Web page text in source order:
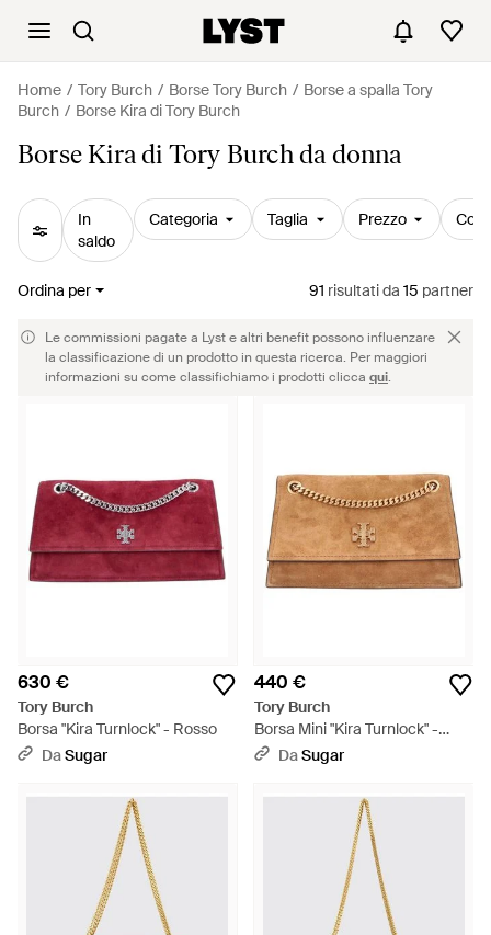
Home Tory Burch Borse Tory Burch
Borse a spalla Tory
Burch
Borse Kira di Tory Burch
Borse Kira di Tory Burch da donna
In
saldo
Categoria Taglia Prezzo
Ordina per 91 risultatida 15 partner
Le commissioni pagate a Lyst e altri benefit possono influenzare
la classificazione di un prodotto in questa ricerca. Per maggiori
informazioni su come classifichiamo i prodotti clicca qui.
630 €
Tory Burch
Borsa "Kira Turnlock" - Rosso
DaSugar
440 €
Tory Burch
Borsa Mini "Kira Turnlock" -
Neutro
DaSugar